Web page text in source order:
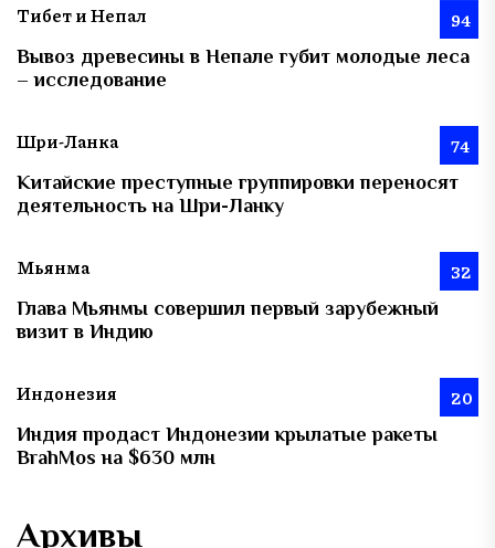
Тибет и Непал 94
Вывоз древесины в Непале губит молодые леса
– исследование
Шри-Ланка 74
Китайские преступные группировки переносят
деятельность на Шри-Ланку
Мьянма 32
Глава Мьянмы совершил первый зарубежный
визит в Индию
Индонезия 20
Индия продаст Индонезии крылатые ракеты
BrahMos на $630 млн
Архивы